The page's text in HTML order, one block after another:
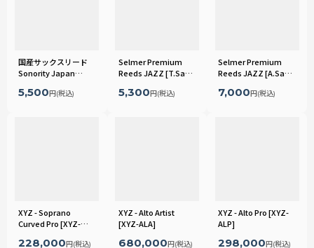
国産サックスリード
Sonority Japan
用][SN-JPA]
5,500円(税込)
Selmer Premium
Reeds JAZZ [T.Sax
5,300円(税込)
Selmer Premium
Reeds JAZZ [A.Sax.
7,000円(税込)
XYZ - Soprano
Curved Pro[XYZ-
228,000円(税込)
XYZ - Alto Artist
[XYZ-ALA]
680,000円(税込)
XYZ - Alto Pro [XYZ-
ALP]
298,000円(税込)